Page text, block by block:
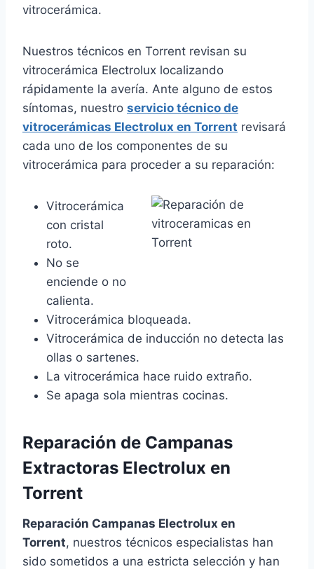
vitrocerámica.
Nuestros técnicos en Torrent revisan su
vitrocerámica Electrolux localizando
rápidamente la avería. Ante alguno de estos
síntomas, nuestro servicio técnico de
vitrocerámicas Electrolux en Torrent revisará
cada uno de los componentes de su
vitrocerámica para proceder a su reparación:
Vitrocerámica
con cristal
roto.
No se
enciende o no
calienta.
Vitrocerámica bloqueada.
Vitrocerámica de inducción no detecta las
ollas o sartenes.
La vitrocerámica hace ruido extraño.
Se apaga sola mientras cocinas.
Reparación de Campanas
Extractoras Electrolux en
Torrent
Reparación Campanas Electrolux en
Torrent, nuestros técnicos especialistas han
sido sometidos a una estricta selección y han